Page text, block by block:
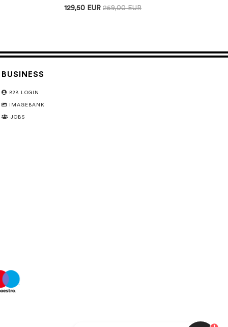
129,50 EUR 259,00 EUR
BUSINESS
B2B LOGIN
IMAGEBANK
JOBS